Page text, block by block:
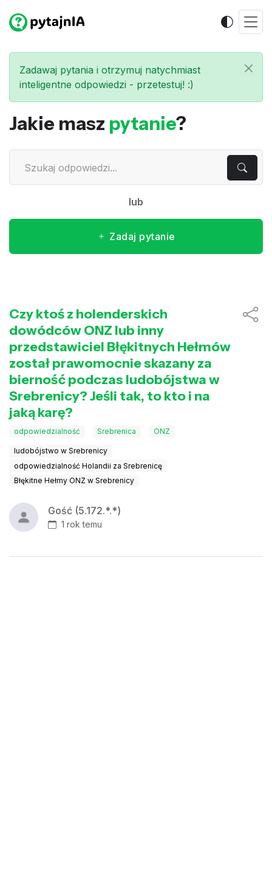
Zadawaj pytania i otrzymuj natychmiast
inteligentne odpowiedzi - przetestuj! :)
Jakie masz pytanie?
lub
Zadaj pytanie
Czy ktoś z holenderskich
dowódców ONZ lub inny
przedstawiciel Błękitnych Hełmów
został prawomocnie skazany za
bierność podczas ludobójstwa w
Srebrenicy? Jeśli tak, to kto i na
jaką karę?
odpowiedzialność Srebrenica ONZ
ludobójstwo w Srebrenicy
odpowiedzialność Holandii za Srebrenicę
Błękitne Hełmy ONZ w Srebrenicy
Gość (5.172.*.*)
1 rok temu